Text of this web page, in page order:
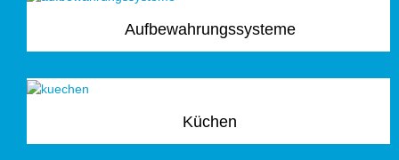
Aufbewahrungssysteme
Küchen